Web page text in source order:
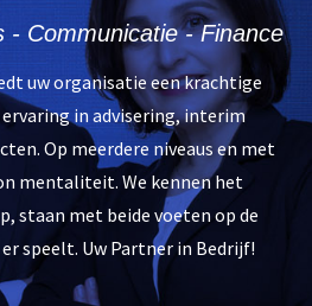
diensten
partners
Contact
- Communicatie - Finance
uw organisatie een krachtige
in advisering, interim
Op meerdere niveaus en met
mentaliteit. We kennen het
staan met beide voeten op de
speelt. Uw Partner in Bedrijf!